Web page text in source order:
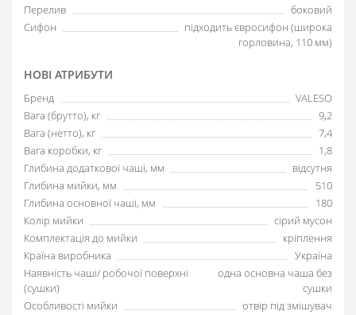
Перелив
боковий
Сифон
підходить євросифон (широка
горловина, 110 мм)
НОВІ АТРИБУТИ
Бренд
VALESO
Вага (брутто), кг
9,2
Вага (нетто), кг
7,4
Вага коробки, кг
1,8
Глибина додаткової чаші, мм
відсутня
Глибина мийки, мм
510
Глибина основної чаші, мм
180
Колір мийки
сірий мусон
Комплектація до мийки
кріплення
Країна виробника
Україна
Наявність чаші/ робочої поверхні
(сушки)
одна основна чаша без
сушки
Особливості мийки
отвір під змішувач